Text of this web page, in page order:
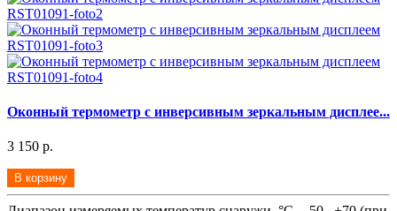
Оконный термометр с инверсивным зеркальным дисплее...
3 150 р.
В корзину